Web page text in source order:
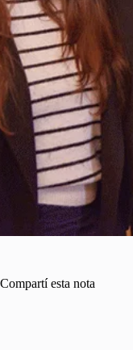
Compartí esta nota